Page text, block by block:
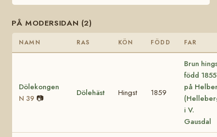
PÅ MODERSIDAN (2)
NAMN RAS KÖN FÖDD FAR
Dölekongen
N 39 📷
Dölehäst Hingst 1859
Brun
född 1855
på
i V.
Gausdal